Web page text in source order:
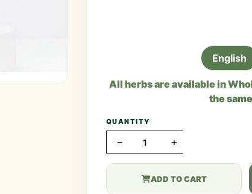
English
All herbs are available in
the
QUANTITY
− +
ADD TO CART